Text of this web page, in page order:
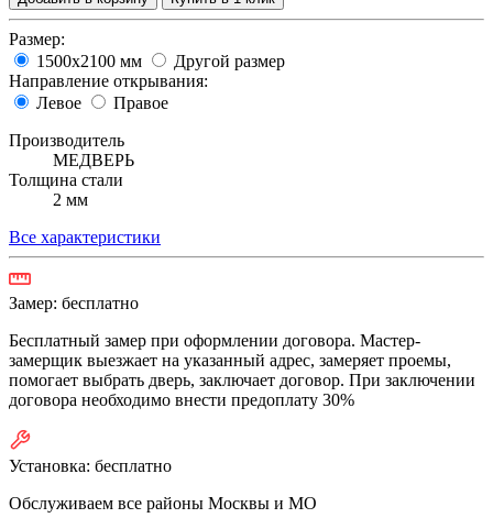
Размер:
1500х2100 мм
Другой размер
Направление открывания:
Левое
Правое
Производитель
МЕДВЕРЬ
Толщина стали
2 мм
Все характеристики
Замер: бесплатно
Бесплатный замер при оформлении договора. Мастер-
замерщик выезжает на указанный адрес, замеряет проемы,
помогает выбрать дверь, заключает договор. При заключении
договора необходимо внести предоплату 30%
Установка: бесплатно
Обслуживаем все районы Москвы и МО